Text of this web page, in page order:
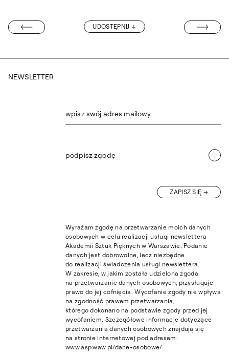
UDOSTĘPNIJ WYSTAWA
NEWSLETTER
wpisz swój adres mailowy
podpisz zgodę
ZAPISZ SIĘ
Wyrażam zgodę na przetwarzanie moich danych
osobowych w celu realizacji usługi newslettera
Akademii Sztuk Pięknych w Warszawie. Podanie
danych jest dobrowolne, lecz niezbędne
do realizacji świadczenia usługi newslettera.
W zakresie, w jakim została udzielona zgoda
na przetwarzanie danych osobowych, przysługuje
prawo do jej cofnięcia. Wycofanie zgody nie wpływa
na zgodność prawem przetwarzania,
którego dokonano na podstawie zgody przed jej
wycofaniem. Szczegółowe informacje dotyczące
przetwarzania danych osobowych znajdują się
na stronie internetowej pod adresem:
www.asp.waw.pl/dane-osobowe/.